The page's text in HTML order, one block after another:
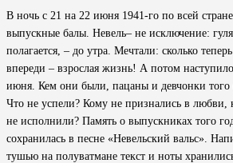
В ночь с 21 на 22 июня 1941-го по всей
выпускные балы. Невель– не исключение:
полагается, – до утра. Мечтали: сколько
впереди – взрослая жизнь! А потом
июня. Кем они были, пацаны и девчонки того
Что не успели? Кому не признались в любви,
не исполнили? Память о выпускниках того
сохранилась в песне «Невельский вальс».
тушью на полуватмане текст и ноты